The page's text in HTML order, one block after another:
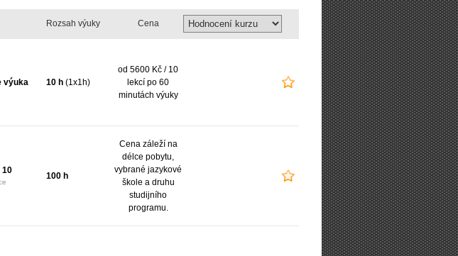
Rozsah výuky Cena
výuka 10 h (1x1h)
od 5600 Kč / 10
lekcí po 60
minutách výuky
10
100 h
Cena záleží na
délce pobytu,
vybrané jazykové
škole a druhu
studijního
programu.